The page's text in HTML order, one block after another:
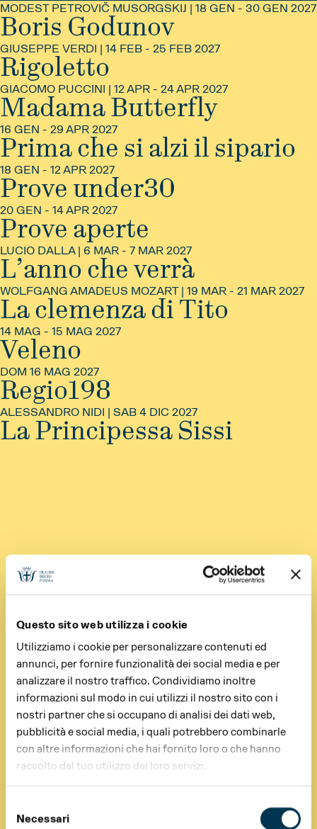
Questo sito web utilizza i cookie
Utilizziamo i cookie per personalizzare contenuti ed
annunci, per fornire funzionalità dei social media e per
analizzare il nostro traffico. Condividiamo inoltre
informazioni sul modo in cui utilizzi il nostro sito con i
nostri partner che si occupano di analisi dei dati web,
pubblicità e social media, i quali potrebbero combinarle
con altre informazioni che hai fornito loro o che hanno
raccolto dal tuo utilizzo dei loro servizi.
delNecessari
MODEST PETROVIČ MUSORGSKIJ | 18 GEN - 30 GEN 2027
Boris Godunov
INFO
GIUSEPPE VERDI | 14 FEB - 25 FEB 2027
Rigoletto
INFO
GIACOMO PUCCINI | 12 APR - 24 APR 2027
Madama Butterfly
INFO
16 GEN - 29 APR 2027
Prima che si alzi il sipario
INFO
18 GEN - 12 APR 2027
Prove under30
INFO
20 GEN - 14 APR 2027
Prove aperte
INFO
LUCIO DALLA | 6 MAR - 7 MAR 2027
L’anno che verrà
WOLFGANG AMADEUS MOZART | 19 MAR - 21 MAR 2027
La clemenza di Tito
INFO
14 MAG - 15 MAG 2027
Veleno
INFO
DOM 16 MAG 2027
Regio198
INFO
ALESSANDRO NIDI | SAB 4 DIC 2027
La Principessa Sissi